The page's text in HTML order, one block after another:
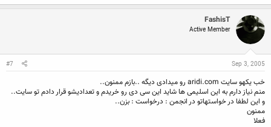
FashisT
Active Member
Sep 3, 2005
#7
خب یکهو سایت aridi.com رو میدادی دیگه ..بازم ممنون..
منم نیاز دارم به این اسلیمی ها شاید این سی دی رو خریدم و تعدادیشو قرار دادم تو سایت..
و این لطفا در خواستهاتو در انجمن : درخواست : بزن..
ممنون
فعلا